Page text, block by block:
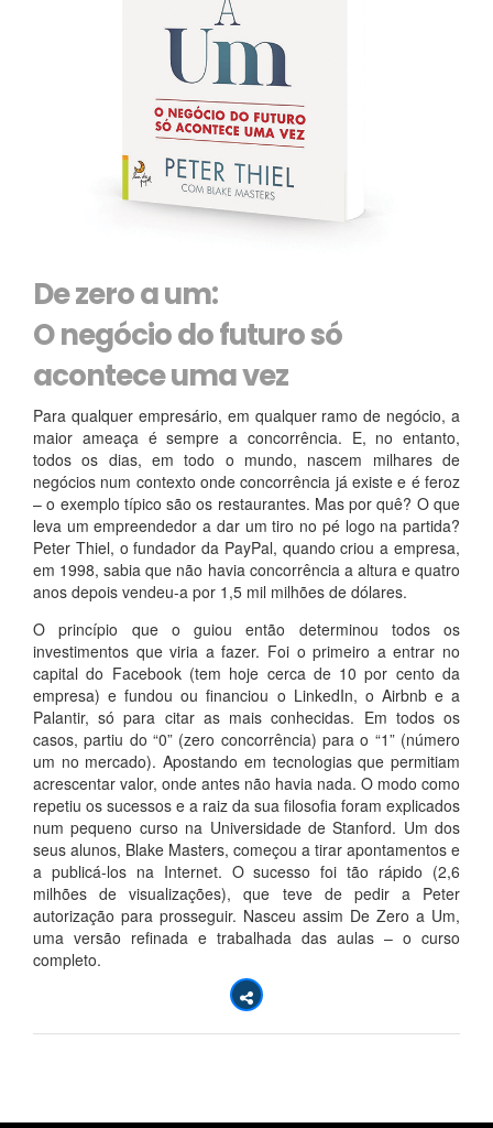
De zero a um:
O negócio do futuro só
acontece uma vez
Para qualquer empresário, em qualquer ramo de negócio, a
maior ameaça é sempre a concorrência. E, no entanto,
todos os dias, em todo o mundo, nascem milhares de
negócios num contexto onde concorrência já existe e é feroz
– o exemplo típico são os restaurantes. Mas por quê? O que
leva um empreendedor a dar um tiro no pé logo na partida?
Peter Thiel, o fundador da PayPal, quando criou a empresa,
em 1998, sabia que não havia concorrência a altura e quatro
anos depois vendeu-a por 1,5 mil milhões de dólares.
O princípio que o guiou então determinou todos os
investimentos que viria a fazer. Foi o primeiro a entrar no
capital do Facebook (tem hoje cerca de 10 por cento da
empresa) e fundou ou financiou o LinkedIn, o Airbnb e a
Palantir, só para citar as mais conhecidas. Em todos os
casos, partiu do “0” (zero concorrência) para o “1” (número
um no mercado). Apostando em tecnologias que permitiam
acrescentar valor, onde antes não havia nada. O modo como
repetiu os sucessos e a raiz da sua filosofia foram explicados
num pequeno curso na Universidade de Stanford. Um dos
seus alunos, Blake Masters, começou a tirar apontamentos e
a publicá-los na Internet. O sucesso foi tão rápido (2,6
milhões de visualizações), que teve de pedir a Peter
autorização para prosseguir. Nasceu assim De Zero a Um,
uma versão refinada e trabalhada das aulas – o curso
completo.